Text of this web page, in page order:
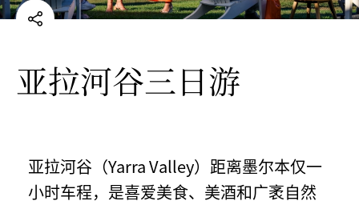
亚拉河谷三日游
亚拉河谷（Yarra Valley）距离墨尔本仅一
小时车程，是喜爱美食、美酒和广袤自然